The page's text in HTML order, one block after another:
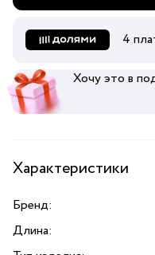
4
Хочу это в
Характеристики
Бренд:
Длина: